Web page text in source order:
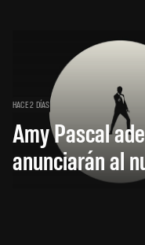
HACE 2 DÍAS
Amy Pascal
anunciarán al